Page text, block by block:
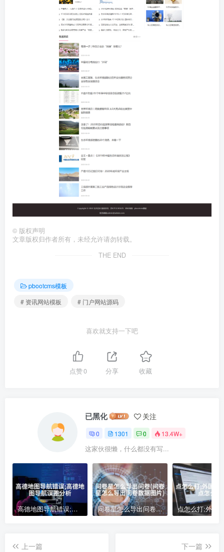
© 版权声明
文章版权归作者所有，未经允许请勿转载。
THE END
pbootcms模板
# 资讯网站模板
# 门户网站源码
喜欢就支持一下吧
点赞0 分享 收藏
已黑化 关注
0 1301 0 13.4W+
这家伙很懒，什么都没有写...
高德地图导航错误;高德地图导航误差分析 问卷星怎么导出问卷(问卷星怎么导出问卷数据图片)
上一篇
下一篇